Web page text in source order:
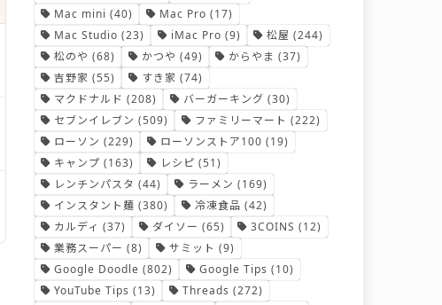
Mac mini (40) Mac Pro (17)
Mac Studio (23) iMac Pro (9) 松屋 (244)
松のや (68) かつや (49) からやま (37)
吉野家 (55) すき家 (74)
マクドナルド (208) バーガーキング (30)
セブンイレブン (509) ファミリーマート (222)
ローソン (229) ローソンストア100 (19)
キャンプ (163) レシピ (51)
レンチンパスタ (44) ラーメン (169)
インスタント麺 (380) 冷凍食品 (42)
カルディ (37) ダイソー (65) 3COINS (12)
業務スーパー (8) サミット (9)
Google Doodle (802) Google Tips (10)
YouTube Tips (13) Threads (272)